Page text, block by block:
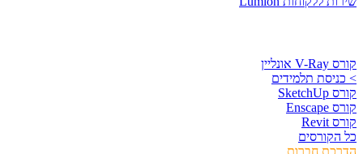
קורס V-Ray אונליין
> כניסת תלמידים
קורס SketchUp
קורס Enscape
קורס Revit
כל הקורסים